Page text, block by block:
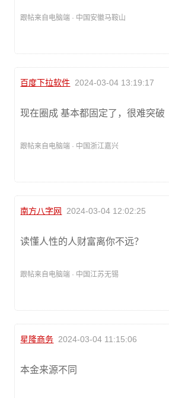
跟帖来自电脑端 · 中国安徽马鞍山
百度下拉软件 2024-03-04 13:19:17
现在圈成 基本都固定了，很难突破
跟帖来自电脑端 · 中国浙江嘉兴
南方八字网 2024-03-04 12:02:25
读懂人性的人财富离你不远？
跟帖来自电脑端 · 中国江苏无锡
星隆商务 2024-03-04 11:15:06
本金来源不同